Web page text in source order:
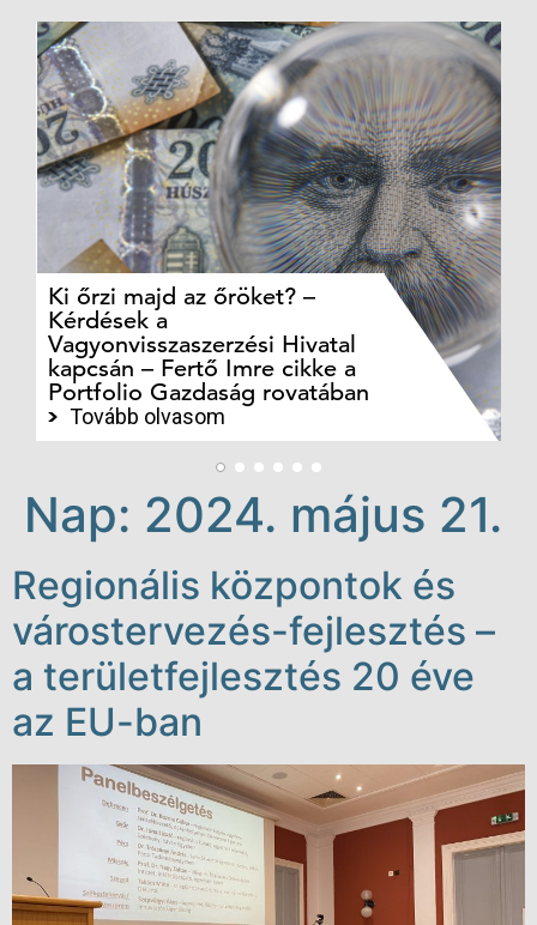
Ki őrzi majd az őröket? –
Kérdések a
Vagyonvisszaszerzési Hivatal
kapcsán – Fertő Imre cikke a
Portfolio Gazdaság rovatában
Tovább olvasom
Nap: 2024. május 21.
Regionális központok és
várostervezés-fejlesztés –
a területfejlesztés 20 éve
az EU-ban